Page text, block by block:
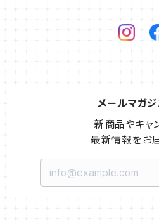
メールマガ
新商品やキャ
最新情報をお